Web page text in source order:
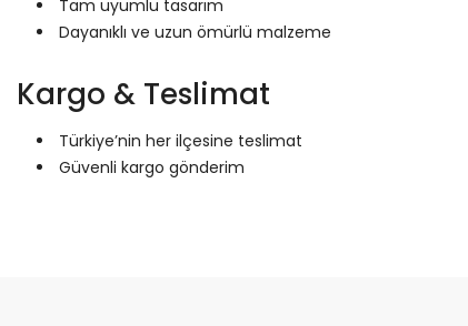
Tam uyumlu tasarım
Dayanıklı ve uzun ömürlü malzeme
Kargo & Teslimat
Türkiye’nin her ilçesine teslimat
Güvenli kargo gönderim